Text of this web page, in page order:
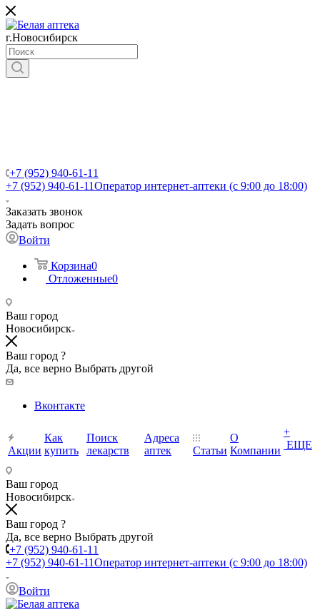
г.Новосибирск
+7 (952) 940-61-11
+7 (952) 940-61-11Оператор интернет-аптеки (с 9:00 до 18:00)
Заказать звонок
Задать вопрос
Войти
Корзина0
Отложенные0
Ваш город
Новосибирск
Ваш город ?
Да, все верно Выбрать другой
Вконтакте
Акции
Как
купить
Поиск
лекарств
Адреса
аптек
Статьи
О
Компании
+
ЕЩЕ
Ваш город
Новосибирск
Ваш город ?
Да, все верно Выбрать другой
+7 (952) 940-61-11
+7 (952) 940-61-11Оператор интернет-аптеки (с 9:00 до 18:00)
Войти